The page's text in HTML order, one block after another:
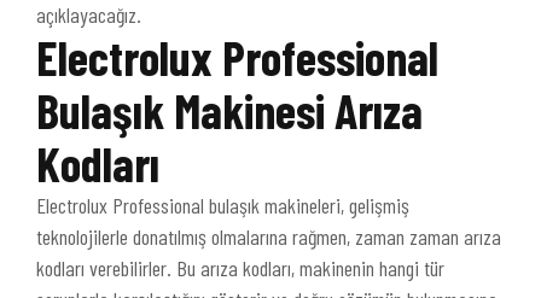
açıklayacağız.
Electrolux Professional
Bulaşık Makinesi Arıza
Kodları
Electrolux Professional bulaşık makineleri, gelişmiş
teknolojilerle donatılmış olmalarına rağmen, zaman zaman arıza
kodları verebilirler. Bu arıza kodları, makinenin hangi tür